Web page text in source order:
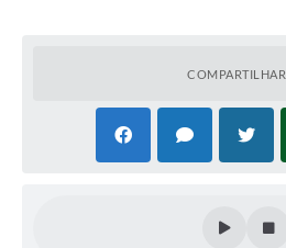
COMPARTILHAR